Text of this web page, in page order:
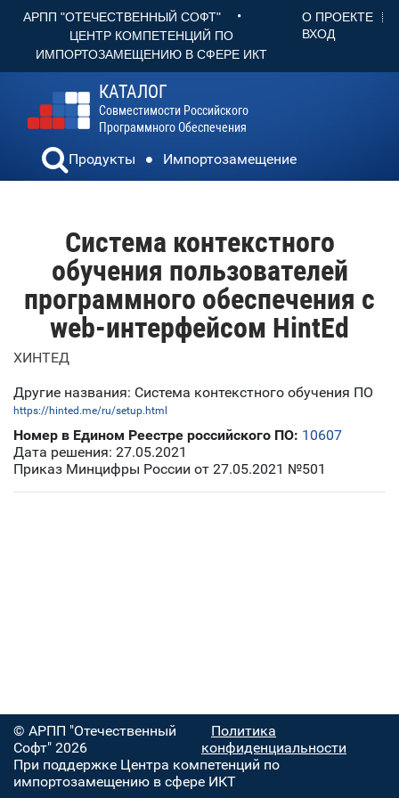
АРПП "ОТЕЧЕСТВЕННЫЙ СОФТ" •
ЦЕНТР КОМПЕТЕНЦИЙ ПО
ИМПОРТОЗАМЕЩЕНИЮ В СФЕРЕ ИКТ
О ПРОЕКТЕ
ВХОД
КАТАЛОГ
Совместимости Российского
Программного Обеспечения
Продукты Импортозамещение
Система контекстного
обучения пользователей
программного обеспечения с
web-интерфейсом HintEd
ХИНТЕД
Другие названия: Система контекстного обучения ПО
https://hinted.me/ru/setup.html
Номер в Едином Реестре российского ПО: 10607
Дата решения: 27.05.2021
Приказ Минцифры России от 27.05.2021 №501
© АРПП "Отечественный
Софт" 2026
Политика
конфиденциальности
При поддержке Центра компетенций по
импортозамещению в сфере ИКТ